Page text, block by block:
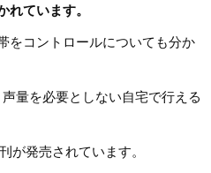
れています。
をコントロールについても分か
量を必要としない自宅で行える
が発売されています。